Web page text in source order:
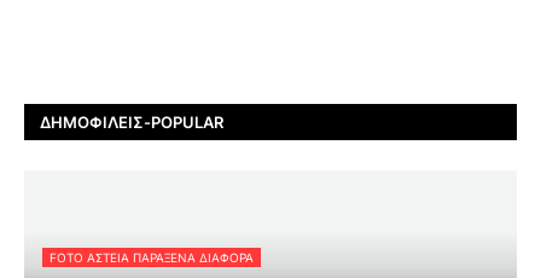
ΔΗΜΟΦΙΛΕΊΣ-POPULAR
FOTO ΑΣΤΕΙΑ ΠΑΡΑΞΕΝΑ ΔΙΑΦΟΡΑ